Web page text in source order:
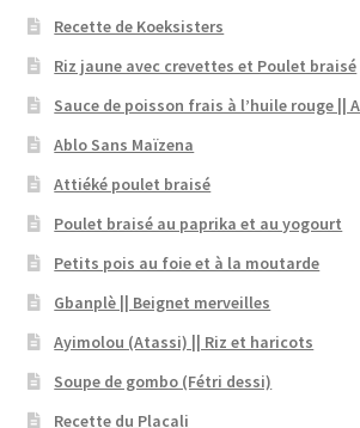
Recette de Koeksisters
Riz jaune avec crevettes et Poulet braisé
Sauce de poisson frais à l’huile rouge ||
Ablo Sans Maïzena
Attiéké poulet braisé
Poulet braisé au paprika et au yogourt
Petits pois au foie et à la moutarde
Gbanplè || Beignet merveilles
Ayimolou (Atassi) || Riz et haricots
Soupe de gombo (Fétri dessi)
Recette du Placali